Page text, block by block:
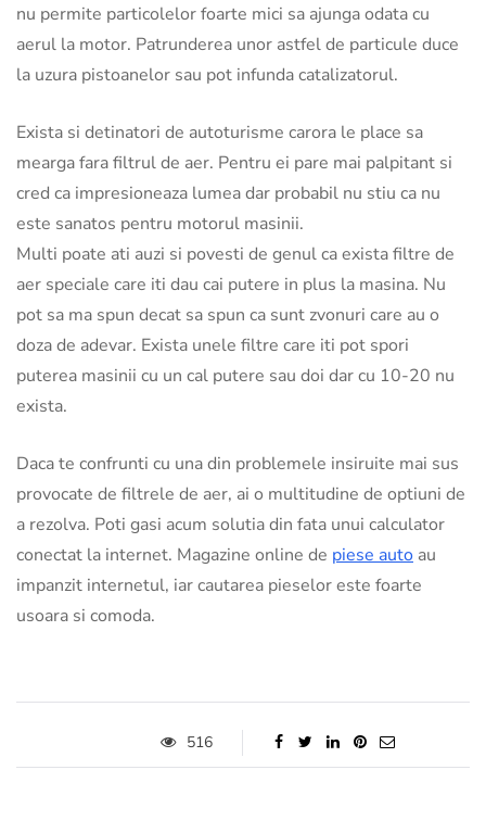
nu permite particolelor foarte mici sa ajunga odata cu
aerul la motor. Patrunderea unor astfel de particule duce
la uzura pistoanelor sau pot infunda catalizatorul.
Exista si detinatori de autoturisme carora le place sa
mearga fara filtrul de aer. Pentru ei pare mai palpitant si
cred ca impresioneaza lumea dar probabil nu stiu ca nu
este sanatos pentru motorul masinii.
Multi poate ati auzi si povesti de genul ca exista filtre de
aer speciale care iti dau cai putere in plus la masina. Nu
pot sa ma spun decat sa spun ca sunt zvonuri care au o
doza de adevar. Exista unele filtre care iti pot spori
puterea masinii cu un cal putere sau doi dar cu 10-20 nu
exista.
Daca te confrunti cu una din problemele insiruite mai sus
provocate de filtrele de aer, ai o multitudine de optiuni de
a rezolva. Poti gasi acum solutia din fata unui calculator
conectat la internet. Magazine online de piese auto au
impanzit internetul, iar cautarea pieselor este foarte
usoara si comoda.
516